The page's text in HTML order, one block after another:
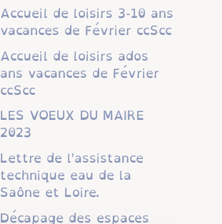
Accueil de loisirs 3-10 ans
vacances de Février ccScc
Accueil de loisirs ados
ans vacances de Février
ccScc
LES VOEUX DU MAIRE
2023
Lettre de l'assistance
technique eau de la
Saône et Loire.
Décapage des espaces